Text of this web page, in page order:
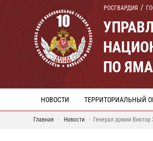
РОСГВАРДИЯ
ПО
НОВОСТИ ТЕРРИТОРИАЛЬНЫЙ
Главная Новости Генерал армии Виктор